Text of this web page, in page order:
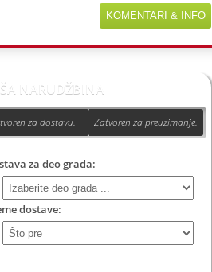
KOMENTARI & INFO
NARUDŽBINA
za dostavu. Zatvoren za preuzimanje.
za deo grada:
dostave: